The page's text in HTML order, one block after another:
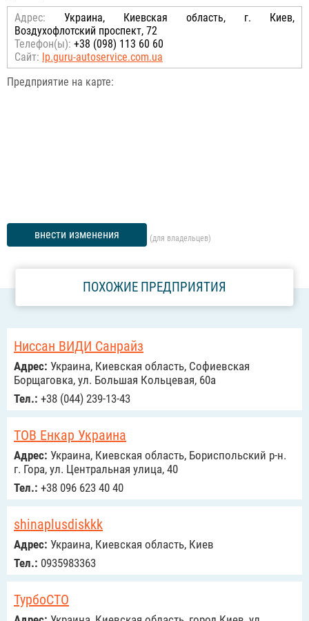
Адрес: Украина, Киевская область, г. Киев,
Воздухофлотский проспект, 72
Телефон(ы): +38 (098) 113 60 60
Сайт: lp.guru-autoservice.com.ua
Предприятие на карте:
внести изменения (для владельцев)
ПОХОЖИЕ ПРЕДПРИЯТИЯ
Ниссан ВИДИ Санрайз
Адрес: Украина, Киевская область, Софиевская
Борщаговка, ул. Большая Кольцевая, 60а
Тел.: +38 (044) 239-13-43
ТОВ Енкар Украина
Адрес: Украина, Киевская область, Бориспольский р-н.
г. Гора, ул. Центральная улица, 40
Тел.: +38 096 623 40 40
shinaplusdiskkk
Адрес: Украина, Киевская область, Киев
Тел.: 0935983363
ТурбоСТО